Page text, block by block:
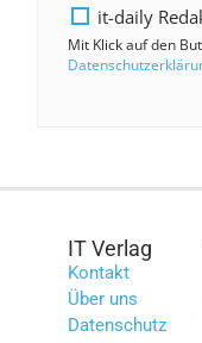
it-daily
Mit Klick auf den
IT Verlag
Kontakt
Über uns
Datenschutz